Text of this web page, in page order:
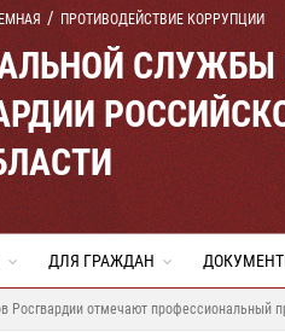
ПРОТИВОДЕЙСТВИЕ КОРРУПЦИИ
СЛУЖБЫ
ДЛЯ ГРАЖДАН
Росгвардии отмечают профессиональный